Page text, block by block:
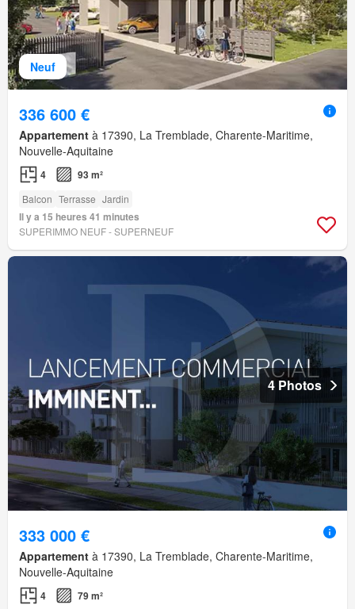
Neuf
336 600 €
Appartement à 17390, La Tremblade, Charente-Maritime,
Nouvelle-Aquitaine
4 93 m²
Balcon Terrasse Jardin
Il y a 15 heures 41 minutes
SUPERIMMO NEUF - SUPERNEUF
4 Photos
333 000 €
Appartement à 17390, La Tremblade, Charente-Maritime,
Nouvelle-Aquitaine
4
79 m²